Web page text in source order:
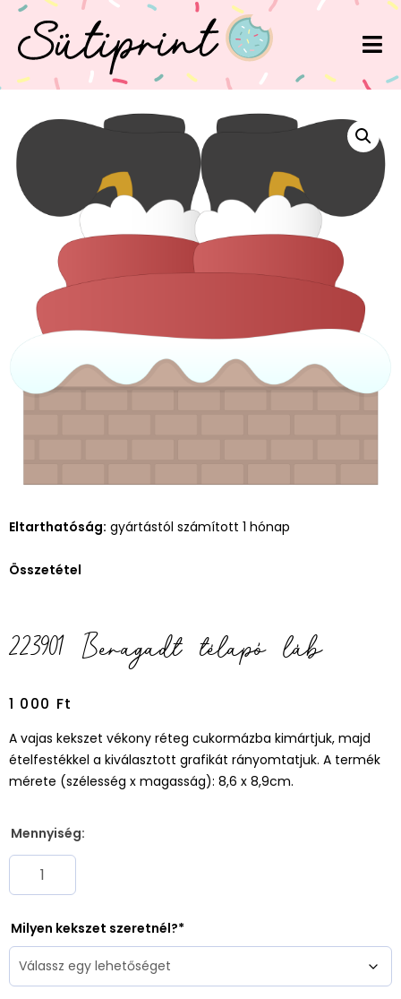
Eltarthatóság: gyártástól számított 1 hónap
Összetétel
223901 Beragadt télapó láb
1 000 Ft
A vajas kekszet vékony réteg cukormázba kimártjuk, majd
ételfestékkel a kiválasztott grafikát rányomtatjuk. A termék
mérete (szélesség x magasság): 8,6 x 8,9cm.
Mennyiség:
Milyen kekszet szeretnél?